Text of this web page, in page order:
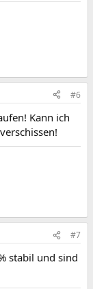
#6
Kann ich
#7
stabil und sind